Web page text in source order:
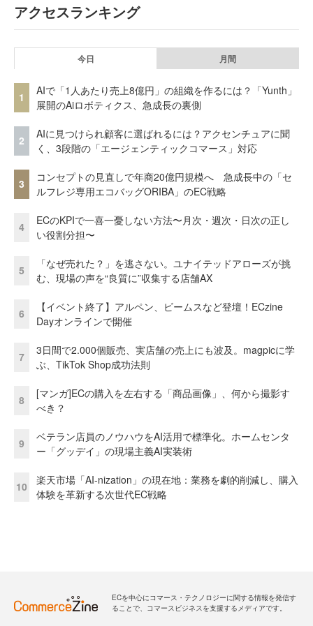
アクセスランキング
今日 月間
1
AIで「1人あたり売上8億円」の組織を作るには？「Yunth」
展開のAiロボティクス、急成長の裏側
2
AIに見つけられ顧客に選ばれるには？アクセンチュアに聞
く、3段階の「エージェンティックコマース」対応
3
コンセプトの見直しで年商20億円規模へ 急成長中の「セ
ルフレジ専用エコバッグORIBA」のEC戦略
4
ECのKPIで一喜一憂しない方法〜月次・週次・日次の正し
い役割分担〜
5
「なぜ売れた？」を逃さない。ユナイテッドアローズが挑
む、現場の声を“良質に”収集する店舗AX
6
【イベント終了】アルペン、ビームスなど登壇！ECzine
Dayオンラインで開催
7
3日間で2.000個販売、実店舗の売上にも波及。magpicに学
ぶ、TikTok Shop成功法則
8
[マンガ]ECの購入を左右する「商品画像」、何から撮影す
べき？
9
ベテラン店員のノウハウをAI活用で標準化。ホームセンタ
ー「グッデイ」の現場主義AI実装術
10
楽天市場「AI-nization」の現在地：業務を劇的削減し、購入
体験を革新する次世代EC戦略
ECを中心にコマース・テクノロジーに関する情報を発信す
ることで、コマースビジネスを支援するメディアです。